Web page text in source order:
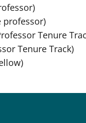
professor)
Tenure
Tenure Track)